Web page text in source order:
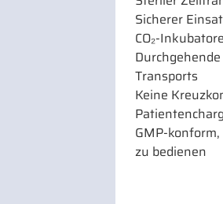
Sicherer
CO₂-
Transports
Keine
GMP-
zu bedienen